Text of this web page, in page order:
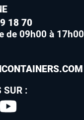
18 70
de 09h00 à 17h00
SUR :